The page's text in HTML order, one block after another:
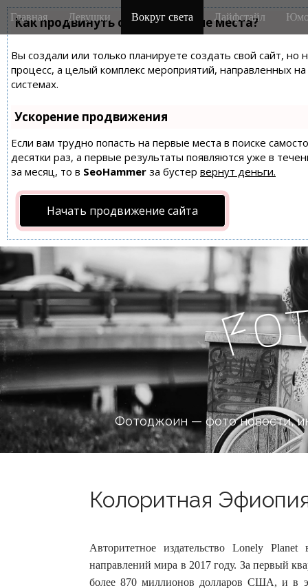
Как продвинуть сайт на первые места?
Вы создали или только планируете создать свой сайт,
процесс, а целый комплекс мероприятий, направленных
системах.
Ускорение продвижения
Если вам трудно попасть на первые места в поиске
десятки раз, а первые результаты появляются уже в
за месяц, то в SeoHammer за бустер вернут деньги.
Начать продвижение сайта
M
a
n
m
e
n
u
i
Главная Девушки Вокруг света Лайфстайл
Fo
Фотоджоин — фото новости,
Колоритная
Авторитетное издательство Lonely
направлений мира в 2017 году. За первый
более 870 миллионов долларов США, и в